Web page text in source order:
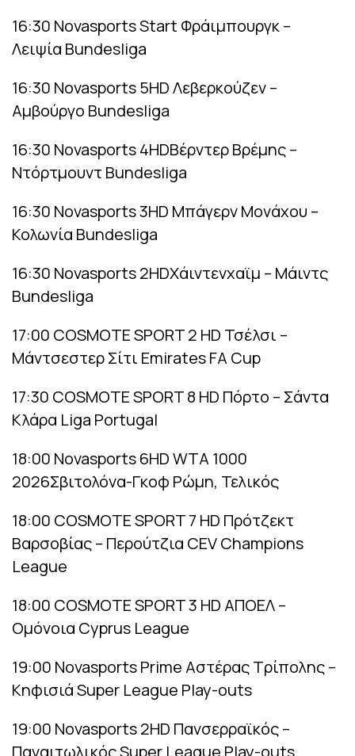
16:30 Novasports Start Φράιμπουργκ –
Λειψία Bundesliga
16:30 Novasports 5HD Λεβερκούζεν –
Αμβούργο Bundesliga
16:30 Novasports 4HDΒέρντερ Βρέμης –
Ντόρτμουντ Bundesliga
16:30 Novasports 3HD Μπάγερν Μονάχου –
Κολωνία Bundesliga
16:30 Novasports 2HDΧάιντενχαϊμ – Μάιντς
Bundesliga
17:00 COSMOTE SPORT 2 HD Τσέλσι –
Μάντσεστερ Σίτι Emirates FA Cup
17:30 COSMOTE SPORT 8 HD Πόρτο – Σάντα
Κλάρα Liga Portugal
18:00 Novasports 6HD WTA 1000
2026Σβιτολόνα-Γκοφ Ρώμη, Τελικός
18:00 COSMOTE SPORT 7 HD Πρότζεκτ
Βαρσοβίας – Περούτζια CEV Champions
League
18:00 COSMOTE SPORT 3 HD ΑΠΟΕΛ –
Ομόνοια Cyprus League
19:00 Novasports Prime Αστέρας Tρίπολης –
Κηφισιά Super League Play-outs
19:00 Novasports 2HD Πανσερραϊκός –
Παναιτωλικός Super League Play-outs